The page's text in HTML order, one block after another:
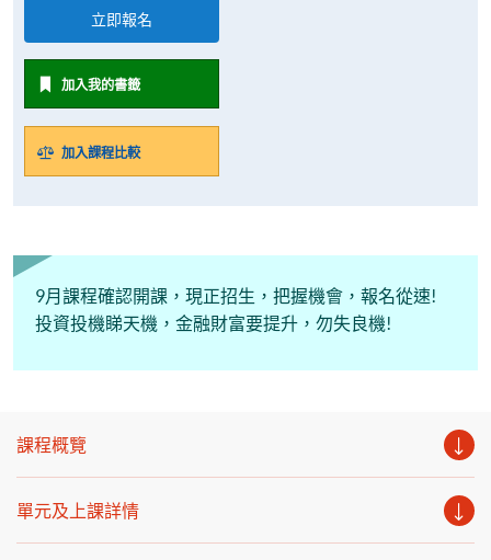
立即報名
加入我的書籤
加入課程比較
9月課程確認開課，現正招生，把握機會，報名從速!
投資投機睇天機，金融財富要提升，勿失良機!
課程概覽
單元及上課詳情